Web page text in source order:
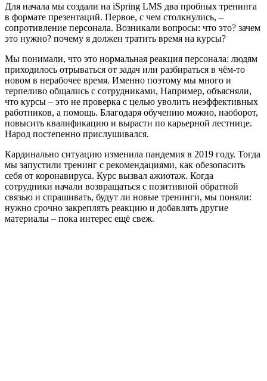
Для начала мы создали на iSpring LMS два пробных тренинга
в формате презентаций. Первое, с чем столкнулись, –
сопротивление персонала. Возникали вопросы: что это? зачем
это нужно? почему я должен тратить время на курсы?
Мы понимали, что это нормальная реакция персонала: людям
приходилось отрываться от задач или разбираться в чём-то
новом в нерабочее время. Именно поэтому мы много и
терпеливо общались с сотрудниками, Например, объясняли,
что курсы – это не проверка с целью уволить неэффективных
работников, а помощь. Благодаря обучению можно, наоборот,
повысить квалификацию и вырасти по карьерной лестнице.
Народ постепенно прислушивался.
Кардинально ситуацию изменила пандемия в 2019 году. Тогда
мы запустили тренинг с рекомендациями, как обезопасить
себя от коронавируса. Курс вызвал ажиотаж. Когда
сотрудники начали возвращаться с позитивной обратной
связью и спрашивать, будут ли новые тренинги, мы поняли:
нужно срочно закреплять реакцию и добавлять другие
материалы – пока интерес ещё свеж.